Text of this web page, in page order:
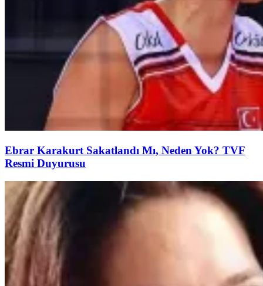
Ebrar Karakurt Sakatlandı Mı, Neden Yok? TVF
Resmi Duyurusu